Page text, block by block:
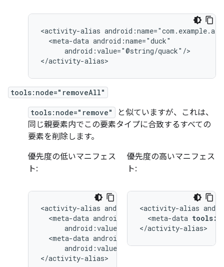
<activity-alias
<meta-data
android:value="@string/quack"/>
</activity-alias>
tools:node="removeAll"
tools:node="remove"
と似ていますが、これは、
同じ親要素内でこの要素タイプに合致するすべての
要素を削除します。
優先度の低いマニフェス
ト:
<activity-alias
<meta-data
<meta-data
android:value="@string/quack"/>
</activity-alias>
優先度の高いマニフェス
ト:
<activity-alias
<meta-data
</activity-alias>